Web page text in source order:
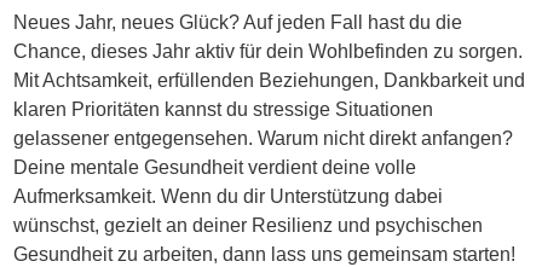
Neues Jahr, neues Glück? Auf jeden Fall hast du die
Chance, dieses Jahr aktiv für dein Wohlbefinden zu sorgen.
Mit Achtsamkeit, erfüllenden Beziehungen, Dankbarkeit und
klaren Prioritäten kannst du stressige Situationen
gelassener entgegensehen. Warum nicht direkt anfangen?
Deine mentale Gesundheit verdient deine volle
Aufmerksamkeit.Wenn du dir Unterstützung dabei
wünschst, gezielt an deiner Resilienz und psychischen
Gesundheit zu arbeiten, dann lass uns gemeinsam starten!